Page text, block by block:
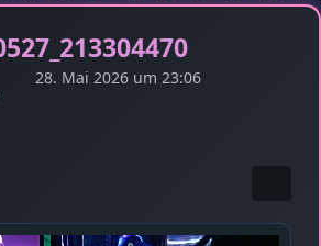
28. Mai 2026 um 23:06